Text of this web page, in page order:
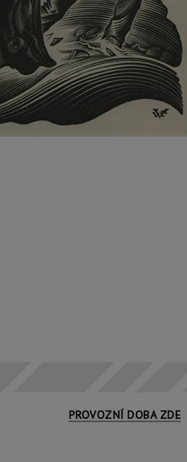
PROVOZNÍ DOBA ZDE